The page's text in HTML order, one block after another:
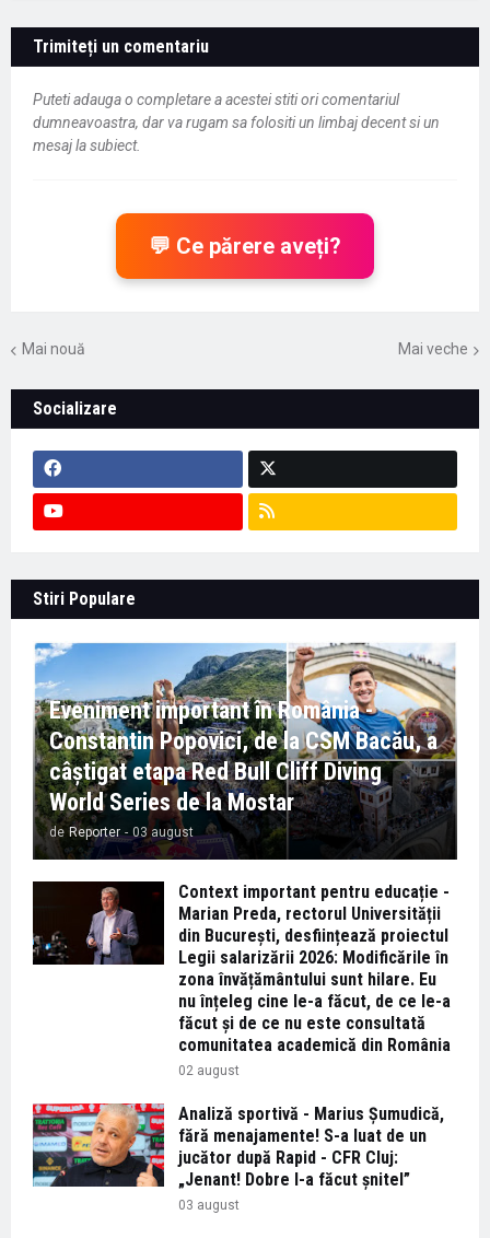
Trimiteți un comentariu
Puteti adauga o completare a acestei stiti ori comentariul
dumneavoastra, dar va rugam sa folositi un limbaj decent si un
mesaj la subiect.
💬 Ce părere aveți?
Mai nouă Mai veche
Socializare
Stiri Populare
Eveniment important în România -
Constantin Popovici, de la CSM Bacău, a
câștigat etapa Red Bull Cliff Diving
World Series de la Mostar
de Reporter - 03 august
Context important pentru educație -
Marian Preda, rectorul Universității
din București, desființează proiectul
Legii salarizării 2026: Modificările în
zona învățământului sunt hilare. Eu
nu înțeleg cine le-a făcut, de ce le-a
făcut și de ce nu este consultată
comunitatea academică din România
02 august
Analiză sportivă - Marius Șumudică,
fără menajamente! S-a luat de un
jucător după Rapid - CFR Cluj:
„Jenant! Dobre l-a făcut șnitel”
03 august